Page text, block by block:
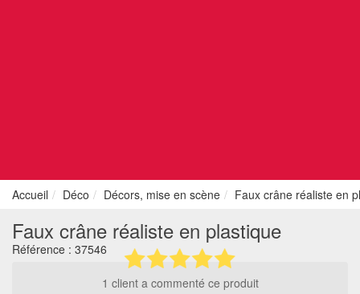
Accueil Déco Décors, mise en scène Faux crâne réaliste en
Faux crâne réaliste en plastique
Référence : 37546
1 client a commenté ce produit